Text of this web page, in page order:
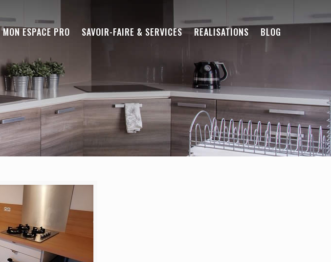
MON ESPACE PRO SAVOIR-FAIRE & SERVICES REALISATIONS BLOG